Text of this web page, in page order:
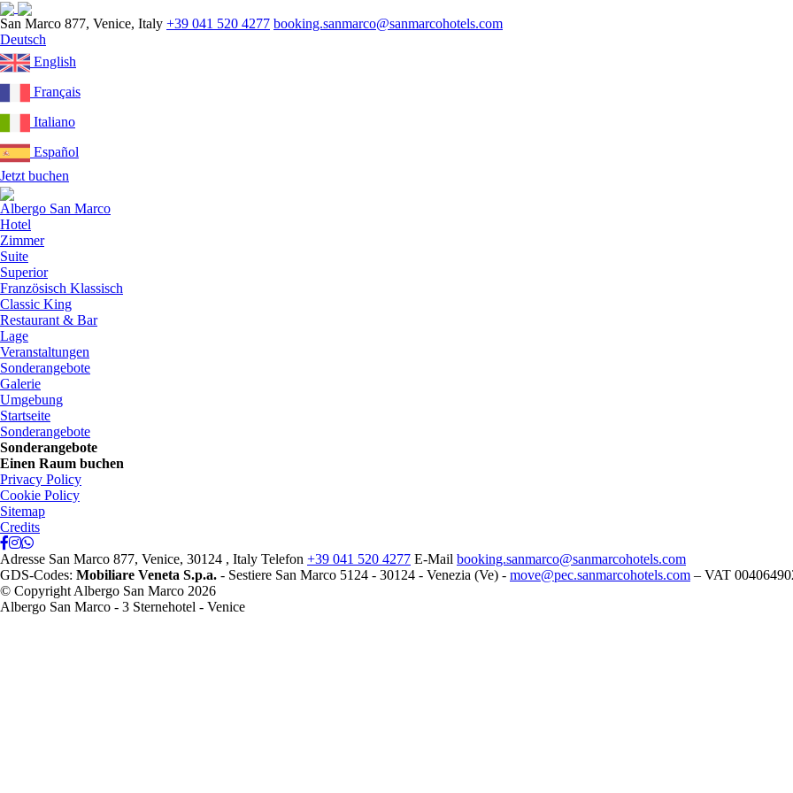
Menü
San Marco 877, Venice, Italy +39 041 520 4277 booking.sanmarco@sanmarcohotels.com
Deutsch
English
Français
Italiano
Español
Jetzt buchen
Close
menu
Albergo San Marco
Hotel
Zimmer
Suite
Superior
Französisch Klassisch
Classic King
Restaurant & Bar
Lage
Veranstaltungen
Sonderangebote
Galerie
Umgebung
Startseite
Sonderangebote
Sonderangebote
Einen Raum buchen
Privacy Policy
Cookie Policy
Sitemap
Credits
Adresse San Marco 877, Venice, 30124 , Italy Telefon +39 041 520 4277 E-Mail booking.sanmarco@sanmarcohotels.com
GDS-Codes: Mobiliare Veneta S.p.a. - Sestiere San Marco 5124 - 30124 - Venezia (Ve) - move@pec.sanmarcohotels.com – VAT
© Copyright Albergo San Marco 2026
Albergo San Marco - 3 Sternehotel - Venice